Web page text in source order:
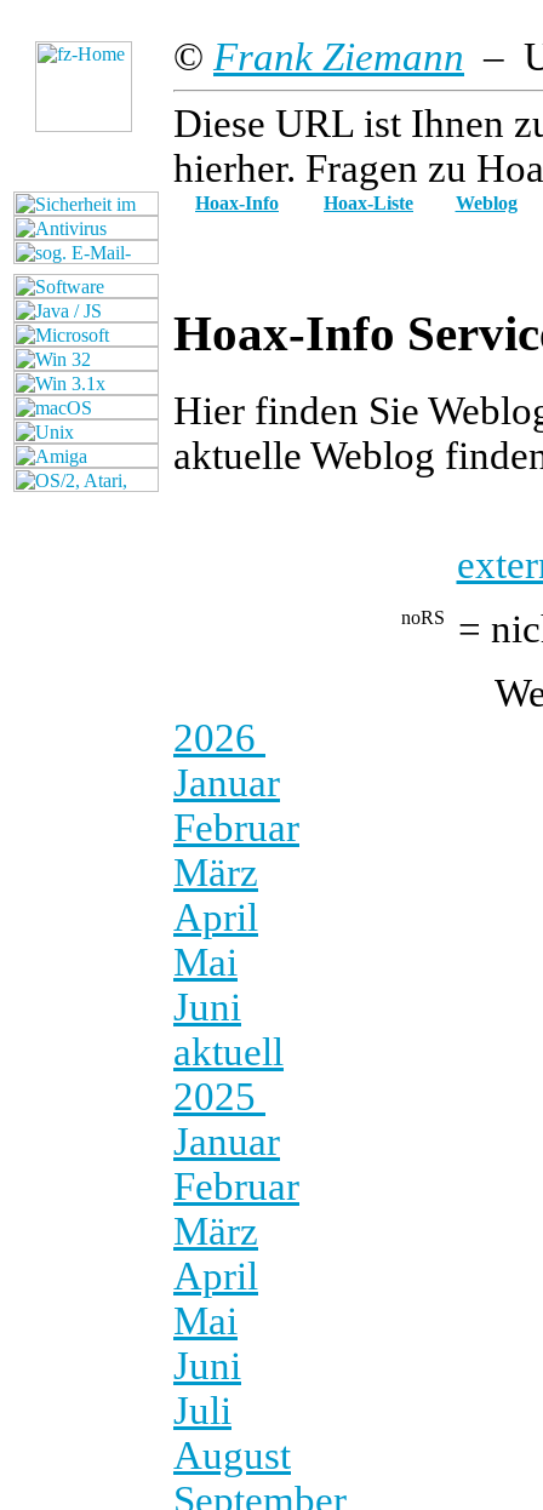
© Frank Ziemann –
Diese URL ist Ihnen
hierher. Fragen zu
Hoax-Info Hoax-Liste Weblog
Hoax-Info
Hier finden Sie
aktuelle Weblog
=
2026
Januar
Februar
März
April
Mai
Juni
aktuell
2025
Januar
Februar
März
April
Mai
Juni
Juli
August
September